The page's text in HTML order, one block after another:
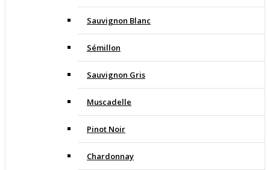
Sauvignon Blanc
Sémillon
Sauvignon Gris
Muscadelle
Pinot Noir
Chardonnay